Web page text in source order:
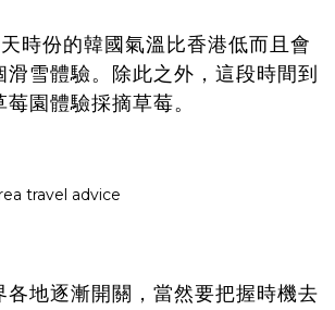
時份的韓國氣溫比香港低而且會
雪體驗。除此之外，這段時間到
園體驗採摘草莓。
各地逐漸開關，當然要把握時機去